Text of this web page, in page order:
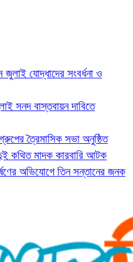
যোদ্ধাদের সংবর্ধনা ও
সনদ বাস্তবায়ন দাবিতে
ত্রৈমাসিক সভা অনুষ্ঠিত
কথিত মাদক কারবারি আটক
অভিযোগে তিন সন্তানের জনক